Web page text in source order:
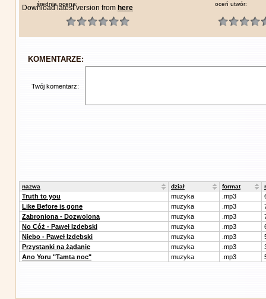
Download latest version from here
średnia ocena: oceń utwór:
KOMENTARZE:
Twój komentarz:
nazwa dział format
Truth to you muzyka .mp3
Like Before is gone
muzyka .mp3
Zabroniona - Dozwolona
muzyka .mp3
No Cóż - Paweł Izdebski
muzyka .mp3
Niebo - Paweł Izdebski
muzyka .mp3
Przystanki na żądanie
muzyka .mp3
Ano Yoru "Tamta noc"
muzyka .mp3